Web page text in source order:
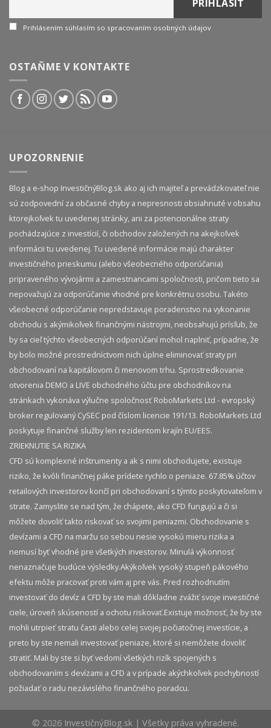
Prihlásením súhlasím so spracovaním osobných údajov
OSTAŇME V KONTAKTE
UPOZORNENIE
Blog a e-shop InvestičnýBlog.sk ako aj ich majiteľ a prevádzkovateľ nie
sú zodpovední za občasné chyby a nepresnosti obsiahnuté v obsahu
ktorejkoľvek tu uvedenej stránky, ani za potencionálne straty
pochádzajúce z investícií, či obchodov založených na akejkoľvek
informácii tu uvedenej. Tu uvedené informácie majú charakter
investičného prieskumu (alebo všeobecného odporúčania)
pripraveného vývojármi a zamestnancami spoločnosti, pričom tieto sa
nepovažujú za odporúčanie vhodné pre konkrétnu osobu. Takéto
všeobecné odporúčanie nepredstavuje poradenstvo na vykonanie
obchodu s akýmikoľvek finančnými nástrojmi, neobsahujú prísľub, že
by sa cieľ týchto všeobecných odporúčaní mohol naplniť, prípadne, že
by bolo možné prostredníctvom nich úplne eliminovať straty pri
obchodovaní na kapitálovom či menovom trhu. Sprostredkovanie
otvorenia DEMO a LIVE obchodného účtu pre obchodníkov na
stránkach vykonáva výlučne spoločnosť RoboMarkets Ltd - evropský
broker regulovaný CySEC pod číslom licencie 191/13. RoboMarkets Ltd
poskytuje finančné služby len rezidentom krajín EU/EES.
ZRIEKNUTIE SA RIZIKA
CFD sú komplexné inštrumenty a ak s nimi obchodujete, existuje
riziko, že kvôli finančnej páke prídete rychlo o peniaze. 67.85% účtov
retailových investorov končí pri obchodovaní s týmto poskytovateľom v
strate. Zamyslite se nad tým, že chápete, ako CFD fungujú a či si
môžete dovoliť takto riskovať so svojimi peniazmi. Obchodovanie s
devízami a CFD na maržu so sebou nesie vysokú mieru rizika a
nemusí byť vhodné pre všetkých investorov. Minulá výkonnosť
nenaznačuje budúce výsledky.​ Akýkoľvek vysoký stupeň pákového
efektu môže pracovať proti vám aj pre vás. Pred rozhodnutím
investovať do devíz a CFD by ste mali dôkladne zvážiť svoje investičné
ciele, úroveň skúseností a ochotu riskovať.​ Existuje možnosť, že by ste
mohli utrpieť stratu časti alebo celej svojej počiatočnej investície, a
preto by ste nemali investovať peniaze, ktoré si nemôžete dovoliť
stratiť. Mali by ste si byť vedomí všetkých rizík spojených s
obchodovaním s devízami a CFD a v prípade akýchkoľvek pochybností
požiadať o radu nezávislého finančného poradcu.
© 2026 InvestičnýBlog.sk | Všetky práva vyhradené.